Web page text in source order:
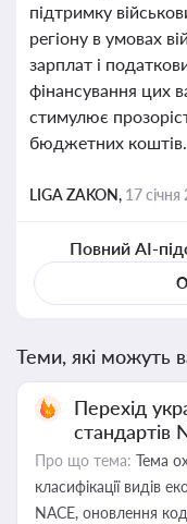
підтримку
регіону в умовах
зарплат і
фінансування цих
стимулює
бюджетних коштів.
LIGA ZAKON, 17
Повний AI-
Теми, які можуть
Перехід
стандартів
Про що тема: Тема
класифікації видів
NACE, оновлення